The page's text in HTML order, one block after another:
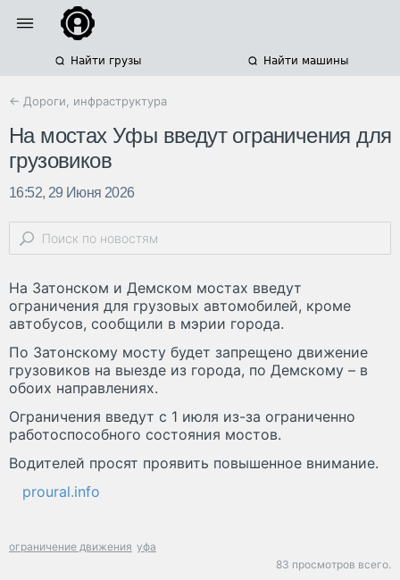
Найти грузы Найти машины
← Дороги, инфраструктура
На мостах Уфы введут ограничения для
грузовиков
16:52, 29 Июня 2026
На Затонском и Демском мостах введут
ограничения для грузовых автомобилей, кроме
автобусов, сообщили в мэрии города.
По Затонскому мосту будет запрещено движение
грузовиков на выезде из города, по Демскому – в
обоих направлениях.
Ограничения введут с 1 июля из-за ограниченно
работоспособного состояния мостов.
Водителей просят проявить повышенное внимание.
proural.info
ограничение движения уфа
83 просмотров всего.